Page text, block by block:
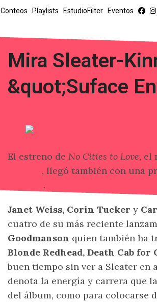
Conteos Playlists EstudioFilter Eventos
Mira Sleater-
&quot;Suface
El estreno de No Cities to Love, el
, llegó también con una
.
Janet Weiss, Corin Tucker y
cuatro de su más reciente
Goodmanson quien también ha
Blonde Redhead, Death Cab for
buen tiempo sin ver a Sleater en
denota la energía y carrera que
del álbum, como para colocarse